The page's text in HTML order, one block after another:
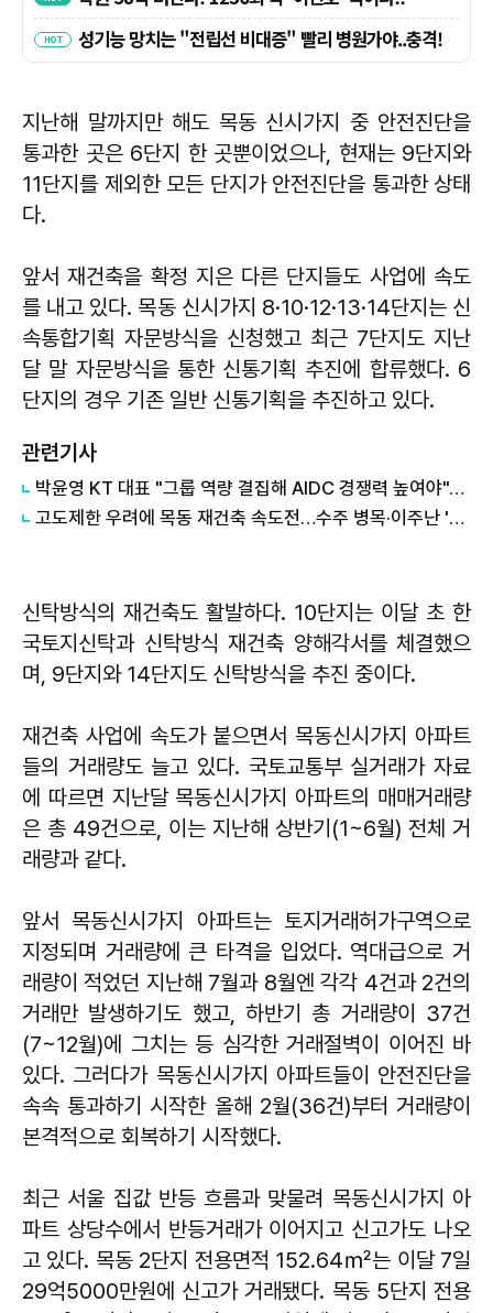
지난해 말까지만 해도 목동 신시가지 중 안전진단을
통과한 곳은 6단지 한 곳뿐이었으나, 현재는 9단지와
11단지를 제외한 모든 단지가 안전진단을 통과한 상태
다.
앞서 재건축을 확정 지은 다른 단지들도 사업에 속도
를 내고 있다. 목동 신시가지 8·10·12·13·14단지는 신
속통합기획 자문방식을 신청했고 최근 7단지도 지난
달 말 자문방식을 통한 신통기획 추진에 합류했다. 6
단지의 경우 기존 일반 신통기획을 추진하고 있다.
관련기사
박윤영 KT 대표 "그룹 역량 결집해 AIDC 경쟁력 높여야"…목동 KT클라우드 방문
고도제한 우려에 목동 재건축 속도전…수주 병목·이주난 '복병'
신탁방식의 재건축도 활발하다. 10단지는 이달 초 한
국토지신탁과 신탁방식 재건축 양해각서를 체결했으
며, 9단지와 14단지도 신탁방식을 추진 중이다.
재건축 사업에 속도가 붙으면서 목동신시가지 아파트
들의 거래량도 늘고 있다. 국토교통부 실거래가 자료
에 따르면 지난달 목동신시가지 아파트의 매매거래량
은 총 49건으로, 이는 지난해 상반기(1~6월) 전체 거
래량과 같다.
앞서 목동신시가지 아파트는 토지거래허가구역으로
지정되며 거래량에 큰 타격을 입었다. 역대급으로 거
래량이 적었던 지난해 7월과 8월엔 각각 4건과 2건의
거래만 발생하기도 했고, 하반기 총 거래량이 37건
(7~12월)에 그치는 등 심각한 거래절벽이 이어진 바
있다. 그러다가 목동신시가지 아파트들이 안전진단을
속속 통과하기 시작한 올해 2월(36건)부터 거래량이
본격적으로 회복하기 시작했다.
최근 서울 집값 반등 흐름과 맞물려 목동신시가지 아
파트 상당수에서 반등거래가 이어지고 신고가도 나오
고 있다. 목동 2단지 전용면적 152.64㎡는 이달 7일
29억5000만원에 신고가 거래됐다. 목동 5단지 전용